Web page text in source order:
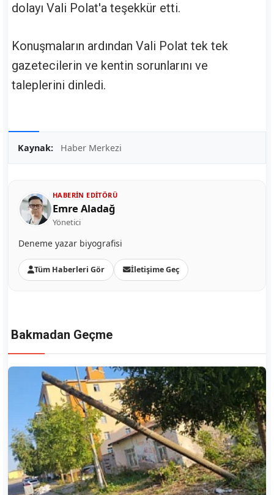
dolayı Vali Polat'a teşekkür etti.
Konuşmaların ardından Vali Polat tek tek
gazetecilerin ve kentin sorunlarını ve
taleplerini dinledi.
Kaynak: Haber Merkezi
HABERIN EDITÖRÜ
Emre Aladağ
Yönetici
Deneme yazar biyografisi
Tüm Haberleri Gör İletişime Geç
Bakmadan Geçme